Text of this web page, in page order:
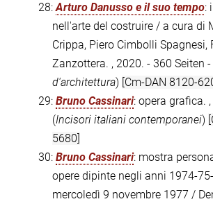
28:Arturo Danusso e il suo tempo:
nell'arte del costruire / a cura di
Crippa, Piero Cimbolli Spagnesi,
Zanzottera. , 2020. - 360 Seiten -
d'architettura) [Cm-DAN 8120-
29: Bruno Cassinari: opera grafica.
(Incisori italiani contemporanei)
5680]
30: Bruno Cassinari: mostra
opere dipinte negli anni 1974-
mercoledì 9 novembre 1977 /